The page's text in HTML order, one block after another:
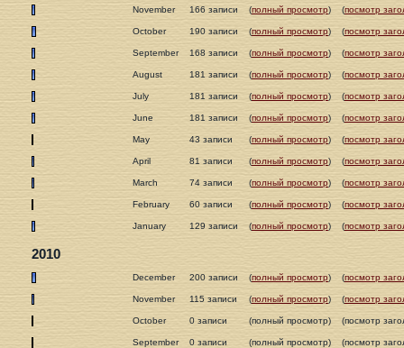
November 166 записи (полный просмотр) (посмотр
October 190 записи (полный просмотр) (посмотр
September 168 записи (полный просмотр) (посмотр
August 181 записи (полный просмотр) (посмотр
July 181 записи (полный просмотр) (посмотр
June 181 записи (полный просмотр) (посмотр
May 43 записи (полный просмотр) (посмотр
April 81 записи (полный просмотр) (посмотр
March 74 записи (полный просмотр) (посмотр
February 60 записи (полный просмотр) (посмотр
January 129 записи (полный просмотр) (посмотр
2010
December 200 записи (полный просмотр) (посмотр
November 115 записи (полный просмотр) (посмотр
October 0 записи (полный просмотр) (посмотр
September 0 записи (полный просмотр) (посмотр